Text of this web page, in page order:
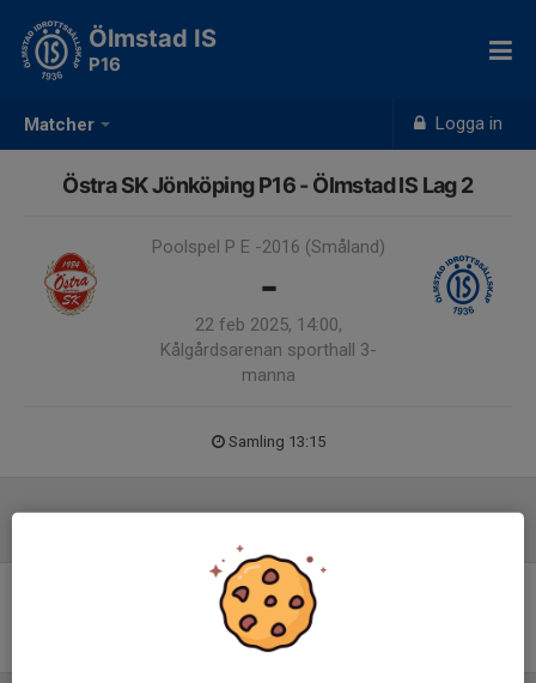
Matcher Logga in
Ölmstad IS
P16
Östra SK Jönköping P16 - Ölmstad IS Lag 2
Poolspel P E -2016 (Småland)
-
22 feb 2025, 14:00,
Kålgårdsarenan sporthall 3-
manna
Samling 13:15
Ingen uppställning ifylld